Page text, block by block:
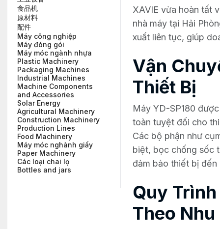
食品机
原材料
配件
Máy công nghiệp
Máy đóng gói
Máy móc ngành nhựa
Plastic Machinery
Packaging Machines
Industrial Machines
Machine Components
and Accessories
Solar Energy
Agricultural Machinery
Construction Machinery
Production Lines
Food Machinery
Máy móc nghành giấy
Paper Machinery
Các loại chai lọ
Bottles and jars
XAVIE vừa hoàn tất
nhà máy tại Hải
xuất liên tục, giúp
Vận
Thiết Bị
Máy YD-SP180
toàn tuyệt đối cho
Các bộ phận như
biệt, bọc chống sốc
đảm bảo thiết bị đến
Quy
Theo